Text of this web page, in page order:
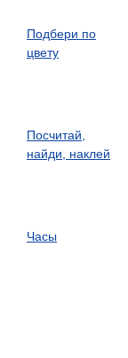
Подбери по
цвету
Посчитай,
найди, наклей
Часы